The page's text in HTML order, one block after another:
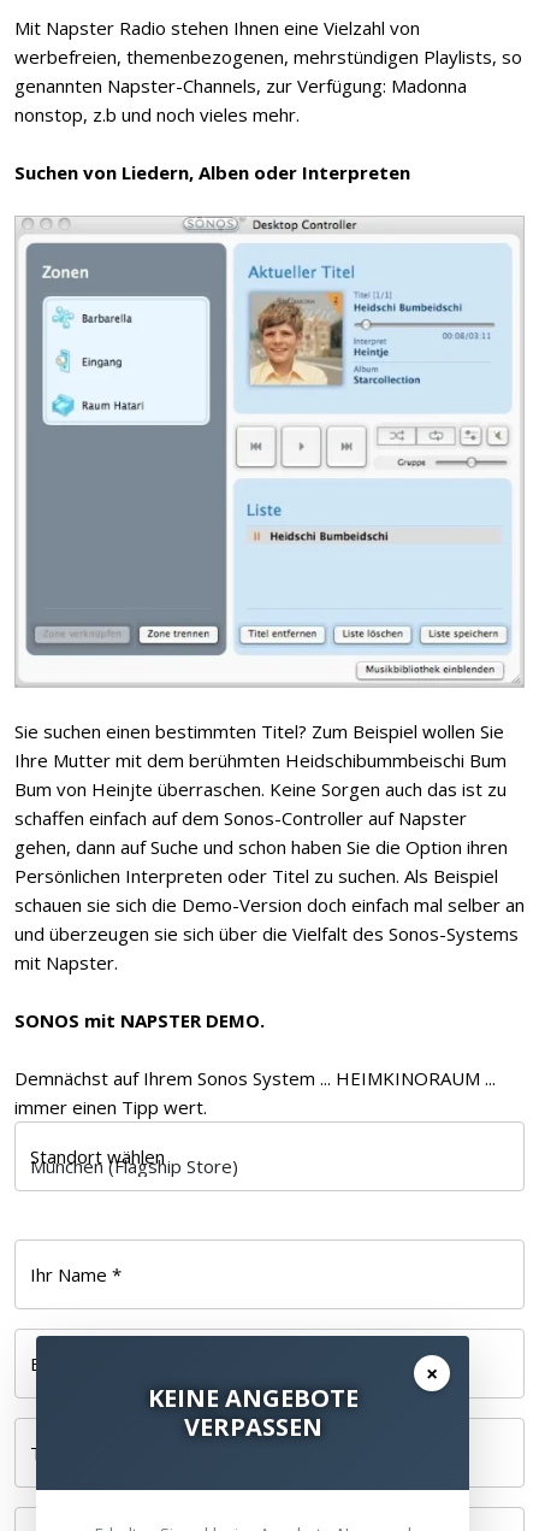
Mit Napster Radio stehen Ihnen eine Vielzahl von
werbefreien, themenbezogenen, mehrstündigen Playlists, so
genannten Napster-Channels, zur Verfügung: Madonna
nonstop, z.b und noch vieles mehr.
Suchen von Liedern, Alben oder Interpreten
Sie suchen einen bestimmten Titel? Zum Beispiel wollen Sie
Ihre Mutter mit dem berühmten Heidschibummbeischi Bum
Bum von Heinjte überraschen. Keine Sorgen auch das ist zu
schaffen einfach auf dem Sonos-Controller auf Napster
gehen, dann auf Suche und schon haben Sie die Option ihren
Persönlichen Interpreten oder Titel zu suchen. Als Beispiel
schauen sie sich die Demo-Version doch einfach mal selber an
und überzeugen sie sich über die Vielfalt des Sonos-Systems
mit Napster.
SONOS mit NAPSTER DEMO.
Demnächst auf Ihrem Sonos System ... HEIMKINORAUM ...
immer einen Tipp wert.
Standort wählen
Ihr Name *
E-Mail *
Telefonnummer
×
KEINE ANGEBOTE
VERPASSEN